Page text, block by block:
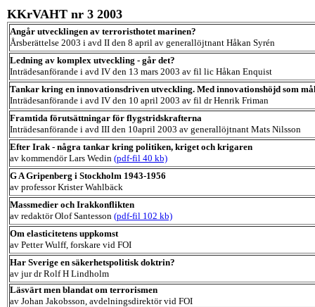
KKrVAHT nr 3 2003
Angår utvecklingen av terroristhotet marinen?
Årsberättelse 2003 i avd II den 8 april av generallöjtnant Håkan Syrén
Ledning av komplex utveckling - går det?
Inträdesanförande i avd IV den 13 mars 2003 av fil lic Håkan Enquist
Tankar kring en innovationsdriven utveckling. Med innovationshöjd som
Inträdesanförande i avd IV den 10 april 2003 av fil dr Henrik Friman
Framtida förutsättningar för flygstridskrafterna
Inträdesanförande i avd III den 10april 2003 av generallöjtnant Mats Nilsson
Efter Irak - några tankar kring politiken, kriget och krigaren
av kommendör Lars Wedin (pdf-fil 40 kb)
G A Gripenberg i Stockholm 1943-1956
av professor Krister Wahlbäck
Massmedier och Irakkonflikten
av redaktör Olof Santesson (pdf-fil 102 kb)
Om elasticitetens uppkomst
av Petter Wulff, forskare vid FOI
Har Sverige en säkerhetspolitisk doktrin?
av jur dr Rolf H Lindholm
Läsvärt men blandat om terrorismen
av Johan Jakobsson, avdelningsdirektör vid FOI